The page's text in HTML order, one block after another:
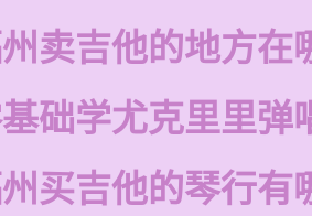
卖吉他的地方在
础学尤克里里弹
买吉他的琴行有